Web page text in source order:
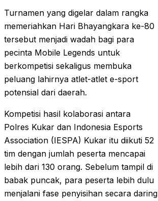
Turnamen yang digelar dalam rangka
memeriahkan Hari Bhayangkara ke-80
tersebut menjadi wadah bagi para
pecinta Mobile Legends untuk
berkompetisi sekaligus membuka
peluang lahirnya atlet-atlet e-sport
potensial dari daerah.
Kompetisi hasil kolaborasi antara
Polres Kukar dan Indonesia Esports
Association (IESPA) Kukar itu diikuti 52
tim dengan jumlah peserta mencapai
lebih dari 130 orang. Sebelum tampil di
babak puncak, para peserta lebih dulu
menjalani fase penyisihan secara daring